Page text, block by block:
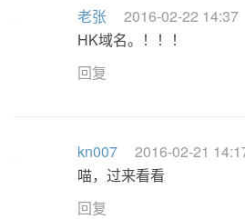
老张
2016-02-22 14:37
HK域名。！！！
回复
kn007
2016-02-21
喵，过来看看
回复